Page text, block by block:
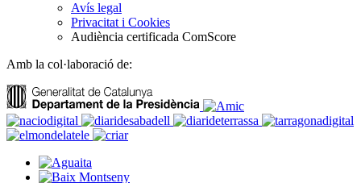
Avís legal
Privacitat i Cookies
Audiència certificada ComScore
Amb la col·laboració de: